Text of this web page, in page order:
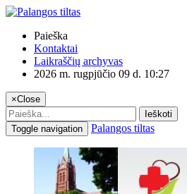
Paieška
Kontaktai
Laikraščių archyvas
2026 m. rugpjūčio 09 d. 10:27
×Close
Ieškoti
Toggle navigation
Palangos tiltas